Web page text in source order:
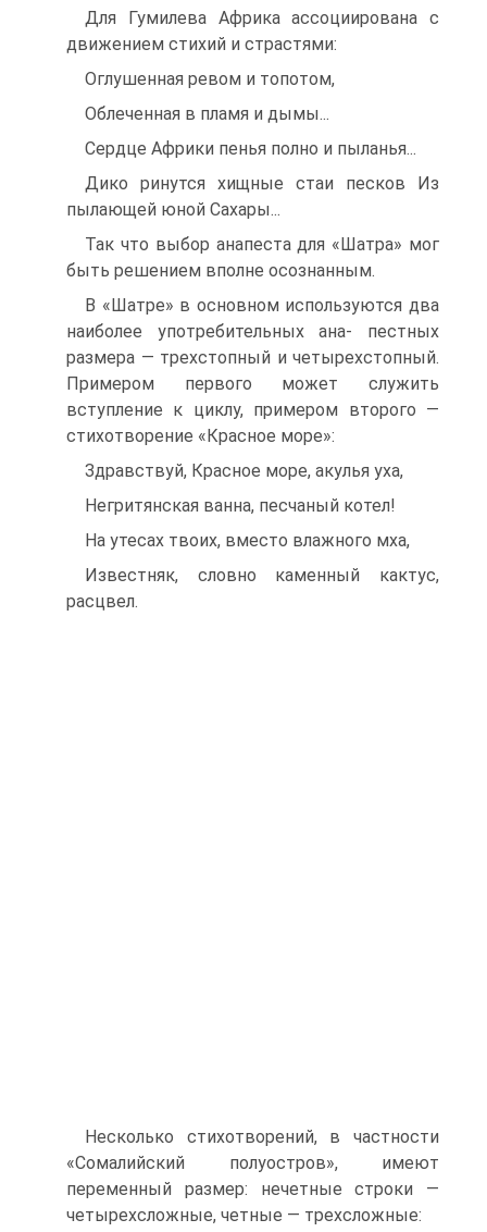
Для Гумилева Африка ассоциирована с
движением стихий и страстями:
Оглушенная ревом и топотом,
Облеченная в пламя и дымы...
Сердце Африки пенья полно и пыланья...
Дико ринутся хищные стаи песков Из
пылающей юной Сахары...
Так что выбор анапеста для «Шатра» мог
быть решением вполне осознанным.
В «Шатре» в основном используются два
наиболее употребительных ана- пестных
размера — трехстопный и четырехстопный.
Примером первого может служить
вступление к циклу, примером второго —
стихотворение «Красное море»:
Здравствуй, Красное море, акулья уха,
Негритянская ванна, песчаный котел!
На утесах твоих, вместо влажного мха,
Известняк, словно каменный кактус,
расцвел.
Несколько стихотворений, в частности
«Сомалийский полуостров», имеют
переменный размер: нечетные строки —
четырехсложные, четные — трехсложные: